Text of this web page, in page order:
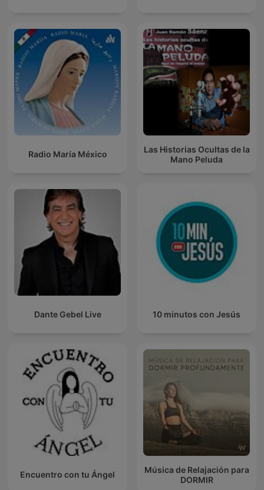
Radio María México
Las Historias Ocultas de la
Mano Peluda
Dante Gebel Live 10 minutos con Jesús
Encuentro con tu Ángel
Música de Relajación para
DORMIR